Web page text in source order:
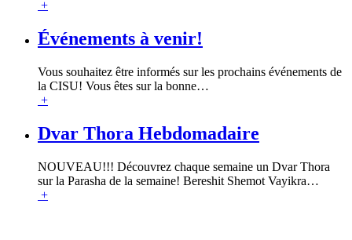
+
Événements à venir!
Vous souhaitez être informés sur les prochains événements de
la CISU! Vous êtes sur la bonne…
+
Dvar Thora Hebdomadaire
NOUVEAU!!! Découvrez chaque semaine un Dvar Thora
sur la Parasha de la semaine! Bereshit Shemot Vayikra…
+